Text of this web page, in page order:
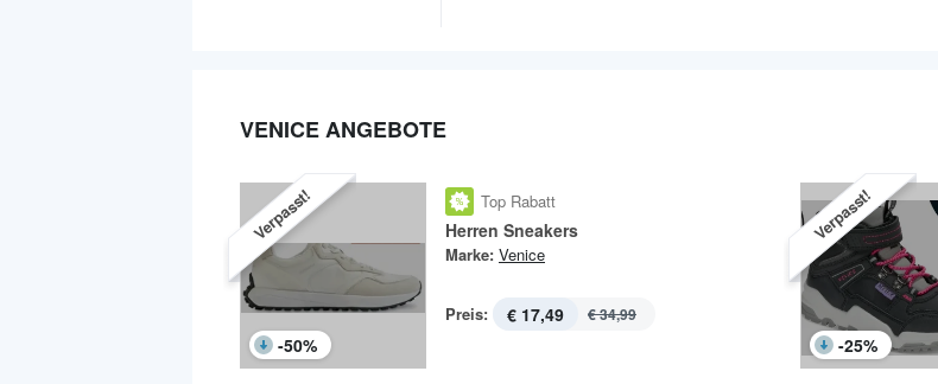
VENICE ANGEBOTE
Verpasst!
-50%
Top Rabatt
Herren Sneakers
Marke: Venice
Preis: € 17,49 € 34,99
Verpasst!
-25%